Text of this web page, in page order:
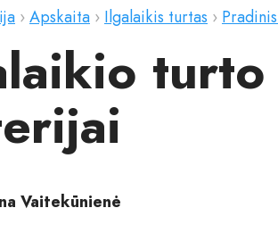
›Apskaita › Ilgalaikis turtas ›
Vaitekūnienė